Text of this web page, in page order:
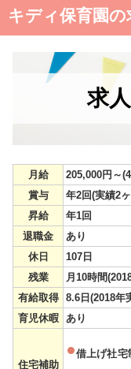
キディ保育園の
求
月給
205,000円～
賞与
年2回(実績2
昇給
年1回
退職金
あり
休日
107日
残業
月10時間
有給取得
8.6日(2018年
育児休暇
あり
住宅補助
借上げ社宅